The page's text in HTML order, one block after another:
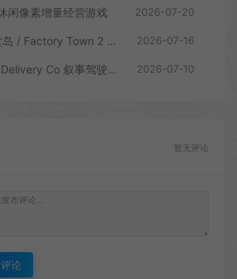
闲像素增量经营游戏 2026-07-20
工业小镇2：天堂岛 / Factory Town 2 Paradise 自动流水线模拟游戏 2026-07-16
黑猫速递 / Easy Delivery Co 叙事驾驶模拟游戏 2026-07-10
暂无评论
论